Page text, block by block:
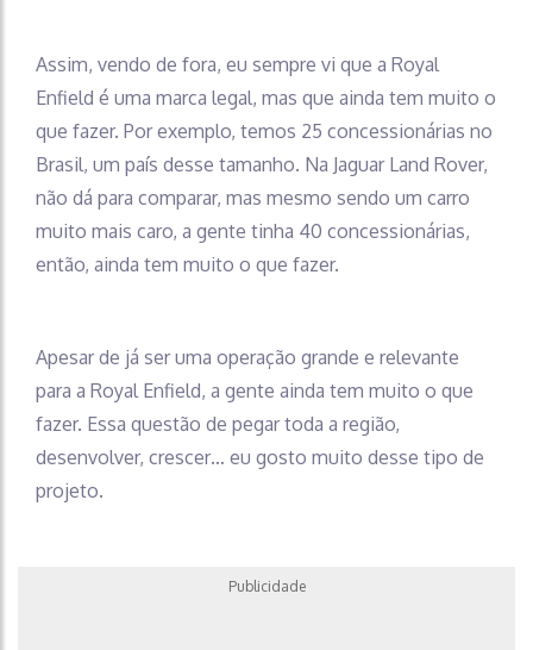
Assim, vendo de fora, eu sempre vi que a Royal
Enfield é uma marca legal, mas que ainda tem muito o
que fazer. Por exemplo, temos 25 concessionárias no
Brasil, um país desse tamanho. Na Jaguar Land Rover,
não dá para comparar, mas mesmo sendo um carro
muito mais caro, a gente tinha 40 concessionárias,
então, ainda tem muito o que fazer.
Apesar de já ser uma operação grande e relevante
para a Royal Enfield, a gente ainda tem muito o que
fazer. Essa questão de pegar toda a região,
desenvolver, crescer… eu gosto muito desse tipo de
projeto.
Publicidade